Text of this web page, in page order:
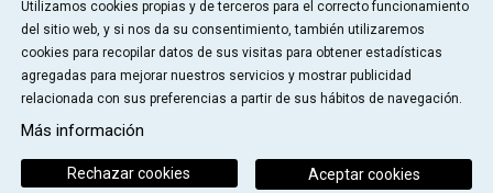
Utilizamos cookies propias y de terceros para el correcto funcionamiento
del sitio web, y si nos da su consentimiento, también utilizaremos
cookies para recopilar datos de sus visitas para obtener estadísticas
agregadas para mejorar nuestros servicios y mostrar publicidad
relacionada con sus preferencias a partir de sus hábitos de navegación.
Más información
Aceptar cookies
Rechazar cookies